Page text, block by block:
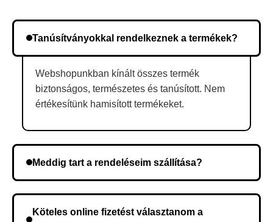
Tanúsítványokkal rendelkeznek a termékek?
Webshopunkban kínált összes termék
biztonságos, természetes és tanúsított. Nem
értékesítünk hamisított termékeket.
Meddig tart a rendeléseim szállítása?
kerül, és ez az időtartam függ a szállítási címtől.
Köteles online fizetést választanom a